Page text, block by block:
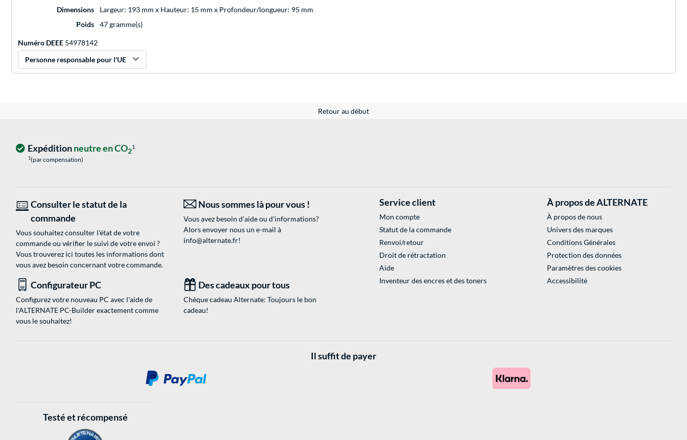
Dimensions
Largeur: 193 mm x Hauteur: 15 mm x Profondeur/longueur: 95 mm
Poids
47 gramme(s)
Numéro DEEE 54978142
Personne responsable pour l'UE
Retour au début
Expéditionneutre en CO21
1(par compensation)
Consulter le statut de la
commande
Vous souhaitez consulter l'état de votre
commande ou vérifier le suivi de votre envoi ?
Vous trouverez ici toutes les informations dont
vous avez besoin concernant votre commande.
Nous sommes là pour vous !
Vous avez besoin d'aide ou d'informations?
Alors envoyer nous un e-mail à
info@alternate.fr!
Configurateur PC
Configurez votre nouveau PC avec l'aide de
l'ALTERNATE PC-Builder exactement comme
vous le souhaitez!
Des cadeaux pour tous
Chèque cadeau Alternate: Toujours le bon
cadeau!
Service client
Mon compte
Statut de la commande
Renvoi/retour
Droit de rétractation
Aide
Inventeur des encres et des toners
À propos de ALTERNATE
À propos de nous
Univers des marques
Conditions Générales
Protection des données
Paramètres des cookies
Accessibilité
Il suffit de payer
Testé et récompensé